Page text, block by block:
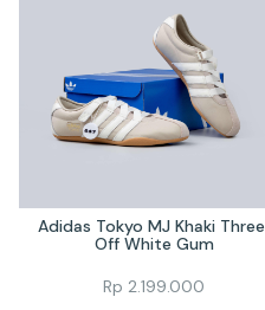
Adidas Tokyo MJ Khaki Three
Off White Gum
Rp 2.199.000